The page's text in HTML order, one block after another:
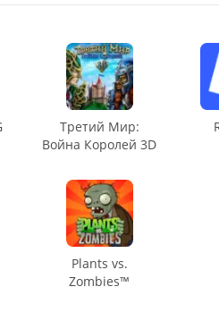
Третий Мир:
Война Королей 3D
Plants vs.
Zombies™